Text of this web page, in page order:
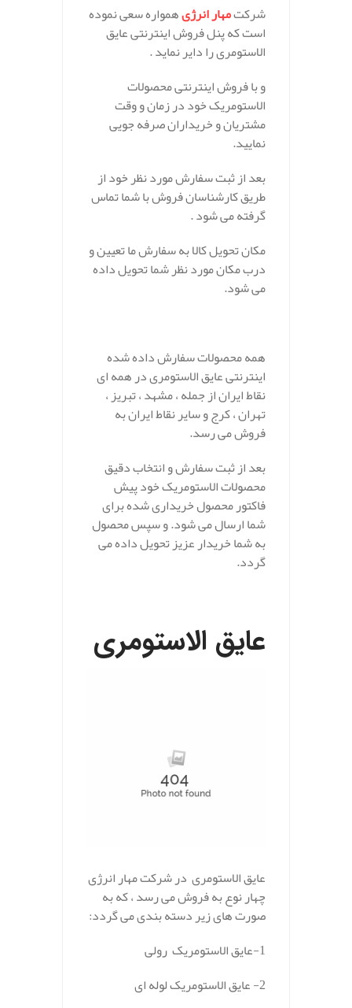
شرکتمهار انرژیهمواره سعی نموده
است که پنل فروش اینترنتی عایق
الاستومری را دایر نماید .
و با فروش اینترنتی محصولات
الاستومریک خود در زمان و وقت
مشتریان و خریداران صرفه جویی
نمایید.
بعد از ثبت سفارش مورد نظر خود از
طریق کارشناسان فروش با شما تماس
گرفته می شود .
مکان تحویل کالا به سفارش ما تعیین و
درب مکان مورد نظر شما تحویل داده
می شود.
همه محصولات سفارش داده شده
اینترنتی عایق الاستومری در همه ای
نقاط ایران از جمله ، مشهد ، تبریز ،
تهران ، کرج و سایر نقاط ایران به
فروش می رسد.
بعد از ثبت سفارش و انتخاب دقیق
محصولات الاستومریک خود پیش
فاکتور محصول خریداری شده برای
شما ارسال می شود. و سپس محصول
به شما خریدار عزیز تحویل داده می
گردد.
عایق الاستومری
عایق الاستومری در شرکت مهار انرژی
چهار نوع به فروش می رسد ، که به
صورت های زیر دسته بندی می گردد:
1-عایق الاستومریک رولی
2- عایق الاستومریک لوله ای